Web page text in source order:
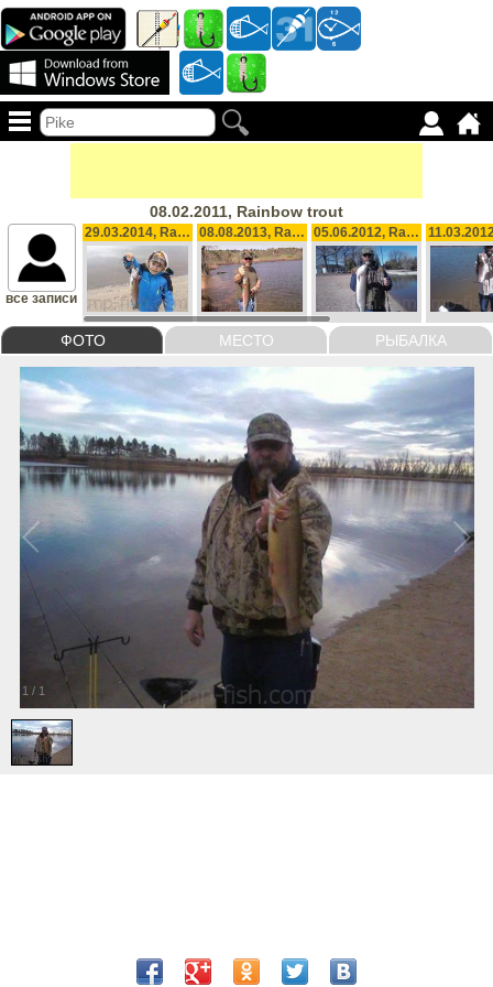
08.02.2011, Rainbow trout
ФОТО МЕСТО РЫБАЛКА
все записи
29.03.2014, Rainbow trout, 1.6 lb 08.08.2013, Rainbow trout 05.06.2012, Rainbow trout, 9.9 lb
1 / 1